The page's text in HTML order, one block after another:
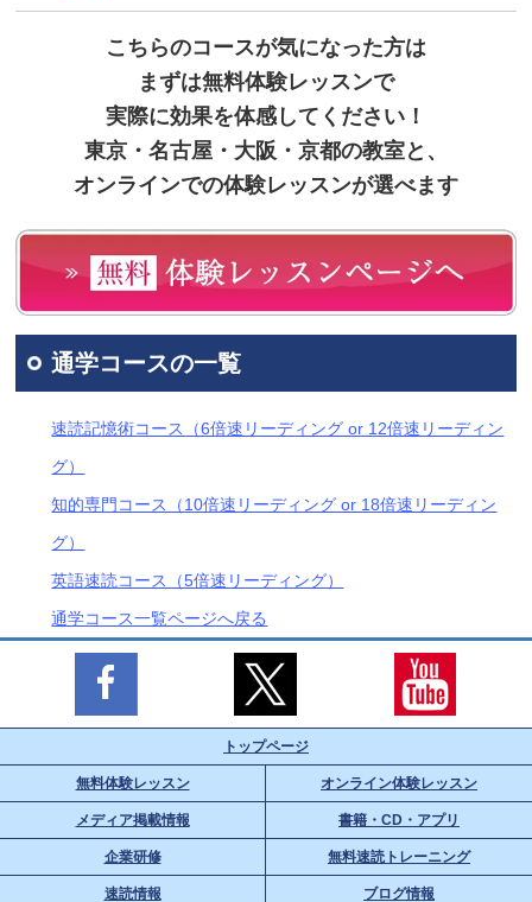
こちらのコースが気になった方は
まずは無料体験レッスンで
実際に効果を体感してください！
東京・名古屋・大阪・京都の教室と、
オンラインでの体験レッスンが選べます
通学コースの一覧
速読記憶術コース（6倍速リーディング or 12倍速リーディン
グ）
知的専門コース（10倍速リーディング or 18倍速リーディン
グ）
英語速読コース（5倍速リーディング）
通学コース一覧ページへ戻る
トップページ
無料体験レッスン オンライン体験レッスン
メディア掲載情報 書籍・CD・アプリ
企業研修 無料速読トレーニング
速読情報 ブログ情報